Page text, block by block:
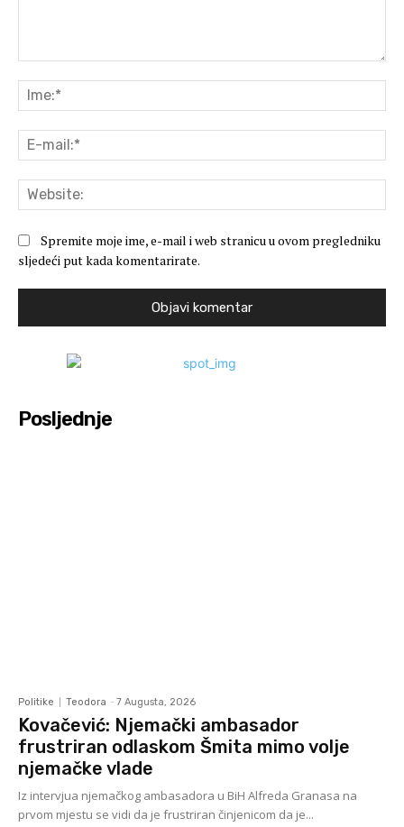
Spremite moje ime, e-mail i web stranicu u ovom pregledniku
sljedeći put kada komentarirate.
Posljednje
Politike Teodora - 7 Augusta, 2026
Kovačević: Njemački ambasador
frustriran odlaskom Šmita mimo volje
njemačke vlade
Iz intervjua njemačkog ambasadora u BiH Alfreda Granasa na
prvom mjestu se vidi da je frustriran činjenicom da je...